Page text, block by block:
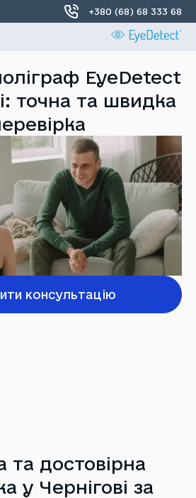
+380 (68) 68 333 68
EyeDetect
точна та швидка
консультацію
достовірна
у Чернігові за